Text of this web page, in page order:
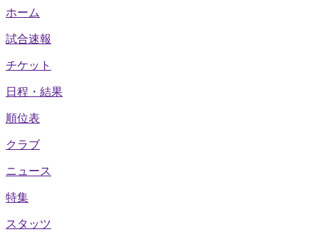
ホーム
試合速報
チケット
日程・結果
順位表
クラブ
ニュース
特集
スタッツ